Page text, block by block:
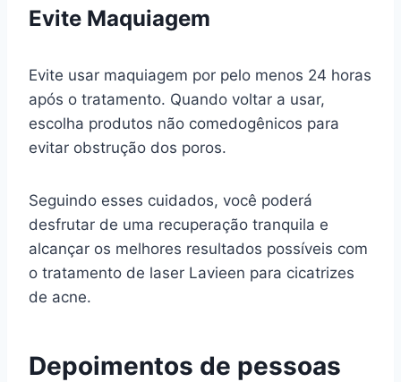
Evite Maquiagem
Evite usar maquiagem por pelo menos 24 horas
após o tratamento. Quando voltar a usar,
escolha produtos não comedogênicos para
evitar obstrução dos poros.
Seguindo esses cuidados, você poderá
desfrutar de uma recuperação tranquila e
alcançar os melhores resultados possíveis com
o tratamento de laser Lavieen para cicatrizes
de acne.
Depoimentos de pessoas